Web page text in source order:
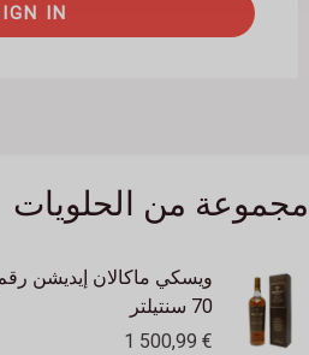
IN
مجموعة من الحلويات
70 سنتيلتر
1 500,99 €